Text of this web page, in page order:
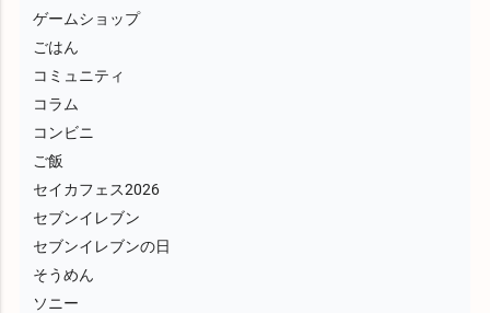
ゲームショップ
ごはん
コミュニティ
コラム
コンビニ
ご飯
セイカフェス2026
セブンイレブン
セブンイレブンの日
そうめん
ソニー